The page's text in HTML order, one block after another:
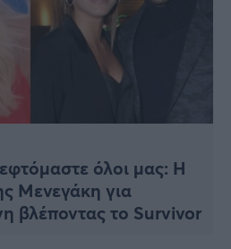
όλοι μας: Η
Μενεγάκη για
βλέποντας το Survivor